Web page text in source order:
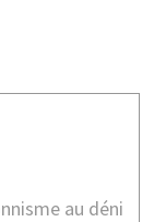
au déni